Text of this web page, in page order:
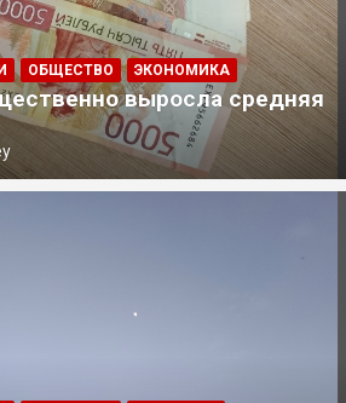
ОБЩЕСТВО ЭКОНОМИКА
выросла средняя